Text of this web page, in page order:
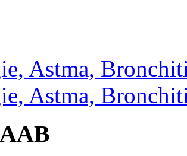
Astma,
Astma,